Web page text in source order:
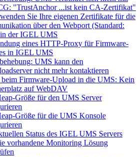
"TrustAnchor ...ist kein CA-Zertifikat"
Sie Ihre eigenen Zertifikate für die
über den Webport (Standard:
der IGEL UMS
eines HTTP-Proxy für Firmware-
in IGEL UMS
UMS kann den
nicht mehr kontaktieren
beim Firmware-Upload in die UMS: Kein
auf WebDAV
Größe für den UMS Server
Größe für die UMS Konsole
Status des IGEL UMS Servers
vorhandene Monitoring Lösung